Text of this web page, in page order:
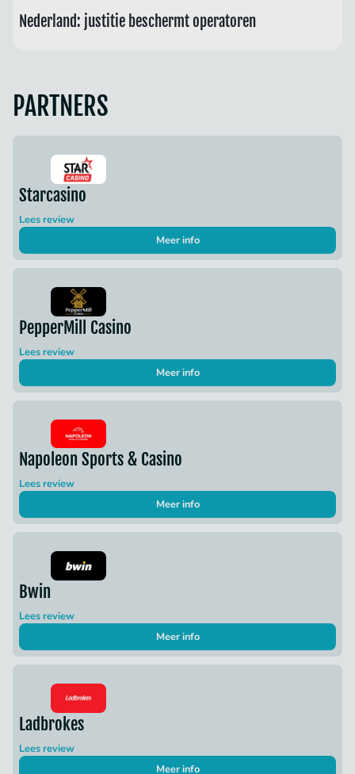
Nederland: justitie beschermt operatoren
PARTNERS
Starcasino
Lees review
Meer info
PepperMill Casino
Lees review
Meer info
Napoleon Sports & Casino
Lees review
Meer info
Bwin
Lees review
Meer info
Ladbrokes
Lees review
Meer info